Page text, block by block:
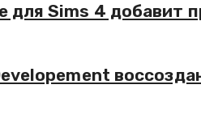
для Sims 4 добавит